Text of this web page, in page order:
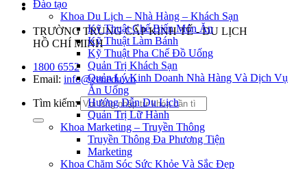
TRƯỜNG TRUNG CẤP KINH TẾ - DU LỊCH
HỒ CHÍ MINH
1800 6552
Email: info@cet.edu.vn
Tìm kiếm:
Đào tạo
Khoa Du Lịch – Nhà Hàng – Khách Sạn
Kỹ Thuật Chế Biến Món Ăn
Kỹ Thuật Làm Bánh
Kỹ Thuật Pha Chế Đồ Uống
Quản Trị Khách Sạn
Quản Lý Kinh Doanh Nhà Hàng Và Dịch Vụ
Ăn Uống
Hướng Dẫn Du Lịch
Quản Trị Lữ Hành
Khoa Marketing – Truyền Thông
Truyền Thông Đa Phương Tiện
Marketing
Khoa Chăm Sóc Sức Khỏe Và Sắc Đẹp